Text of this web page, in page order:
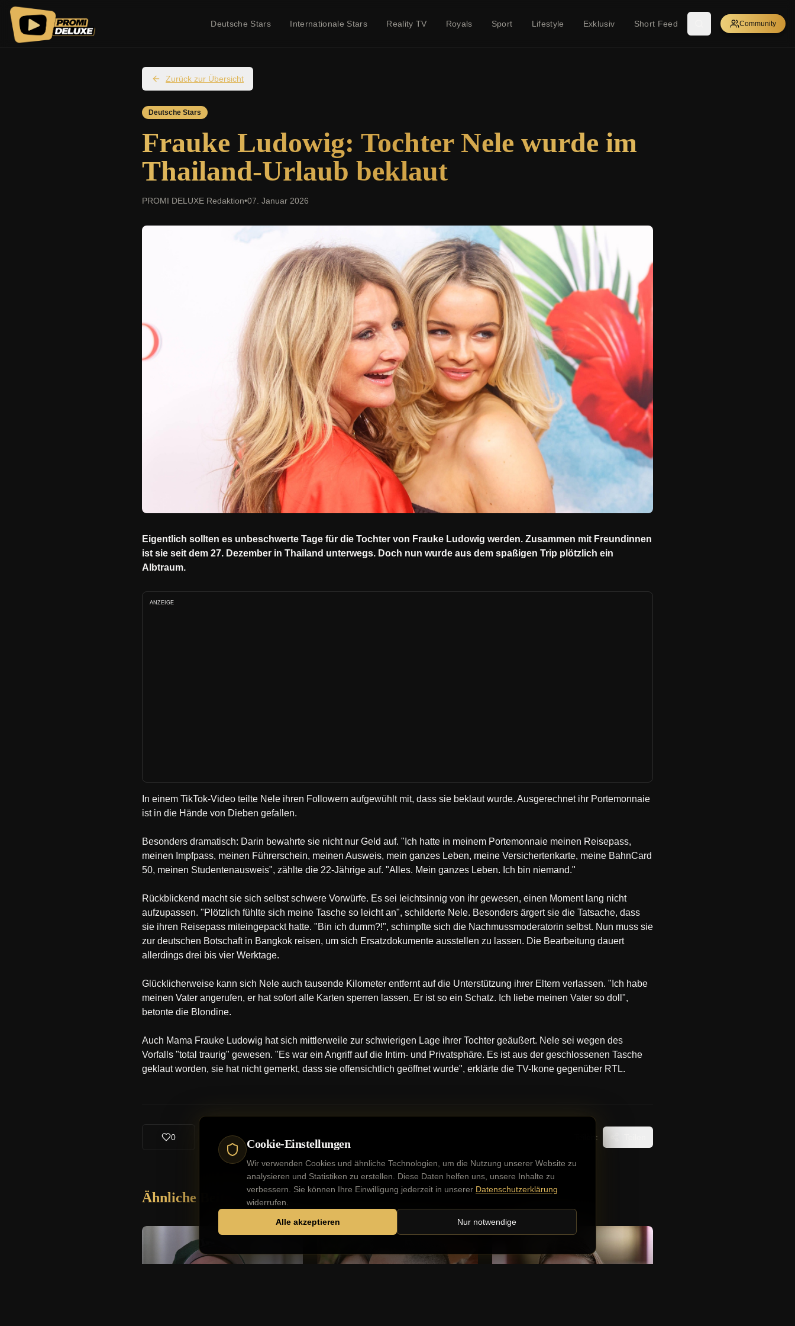
Cookie-Einstellungen
Wir verwenden Cookies und ähnliche Technologien, um die Nutzung unserer Website zu
analysieren und Statistiken zu erstellen. Diese Daten helfen uns, unsere Inhalte zu
verbessern. Sie können Ihre Einwilligung jederzeit in unserer Datenschutzerklärung
widerrufen.
Alle akzeptieren Nur notwendige
Deutsche Stars Internationale Stars Reality TV Royals Sport Lifestyle Exklusiv Short Feed Community
Zurück zur Übersicht
Deutsche Stars
Frauke Ludowig: Tochter Nele wurde im
Thailand-Urlaub beklaut
PROMI DELUXE Redaktion•07. Januar 2026
Eigentlich sollten es unbeschwerte Tage für die Tochter von Frauke Ludowig werden. Zusammen mit Freundinnen
ist sie seit dem 27. Dezember in Thailand unterwegs. Doch nun wurde aus dem spaßigen Trip plötzlich ein
Albtraum.
ANZEIGE
In einem TikTok-Video teilte Nele ihren Followern aufgewühlt mit, dass sie beklaut wurde. Ausgerechnet ihr Portemonnaie
ist in die Hände von Dieben gefallen.
Besonders dramatisch: Darin bewahrte sie nicht nur Geld auf. "Ich hatte in meinem Portemonnaie meinen Reisepass,
meinen Impfpass, meinen Führerschein, meinen Ausweis, mein ganzes Leben, meine Versichertenkarte, meine BahnCard
50, meinen Studentenausweis", zählte die 22-Jährige auf. "Alles. Mein ganzes Leben. Ich bin niemand."
Rückblickend macht sie sich selbst schwere Vorwürfe. Es sei leichtsinnig von ihr gewesen, einen Moment lang nicht
aufzupassen. "Plötzlich fühlte sich meine Tasche so leicht an", schilderte Nele. Besonders ärgert sie die Tatsache, dass
sie ihren Reisepass miteingepackt hatte. "Bin ich dumm?!", schimpfte sich die Nachmussmoderatorin selbst. Nun muss sie
zur deutschen Botschaft in Bangkok reisen, um sich Ersatzdokumente ausstellen zu lassen. Die Bearbeitung dauert
allerdings drei bis vier Werktage.
Glücklicherweise kann sich Nele auch tausende Kilometer entfernt auf die Unterstützung ihrer Eltern verlassen. "Ich habe
meinen Vater angerufen, er hat sofort alle Karten sperren lassen. Er ist so ein Schatz. Ich liebe meinen Vater so doll",
betonte die Blondine.
Auch Mama Frauke Ludowig hat sich mittlerweile zur schwierigen Lage ihrer Tochter geäußert. Nele sei wegen des
Vorfalls "total traurig" gewesen. "Es war ein Angriff auf die Intim- und Privatsphäre. Es ist aus der geschlossenen Tasche
geklaut worden, sie hat nicht gemerkt, dass sie offensichtlich geöffnet wurde", erklärte die TV-Ikone gegenüber RTL.
0 Teilen:
Ähnliche Beiträge